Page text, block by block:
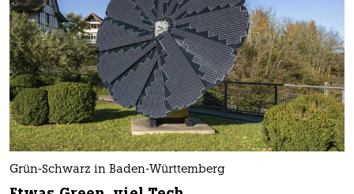
Grün-Schwarz in Baden-Württemberg